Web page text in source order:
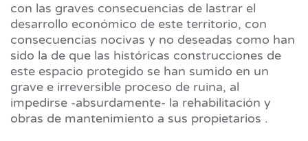
con las graves consecuencias de lastrar el
desarrollo económico de este territorio, con
consecuencias nocivas y no deseadas como han
sido la de que las históricas construcciones de
este espacio protegido se han sumido en un
grave e irreversible proceso de ruina, al
impedirse -absurdamente- la rehabilitación y
obras de mantenimiento a sus propietarios .